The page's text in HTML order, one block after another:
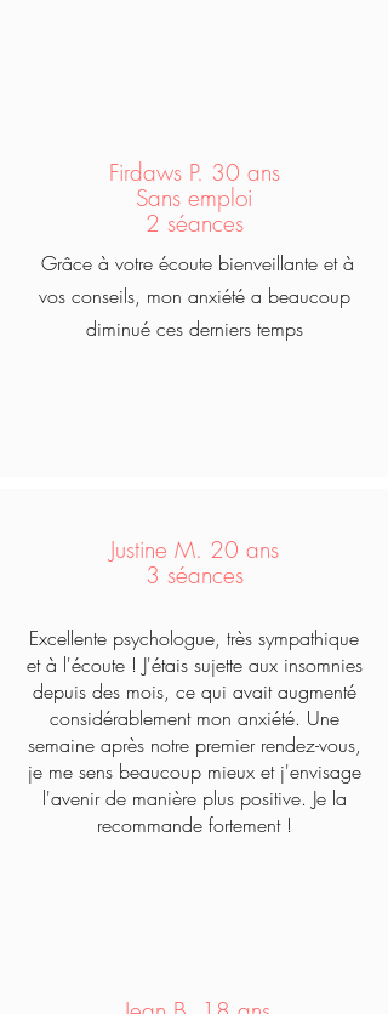
Firdaws P. 30 ans
Sans emploi
2 séances
Grâce à votre écoute bienveillante et à
vos conseils, mon anxiété a beaucoup
diminué ces derniers temps
Justine M. 20 ans
3 séances
Excellente psychologue, très sympathique
et à l'écoute ! J'étais sujette aux insomnies
depuis des mois, ce qui avait augmenté
considérablement mon anxiété. Une
semaine après notre premier rendez-vous,
je me sens beaucoup mieux et j'envisage
l'avenir de manière plus positive. Je la
recommande fortement !